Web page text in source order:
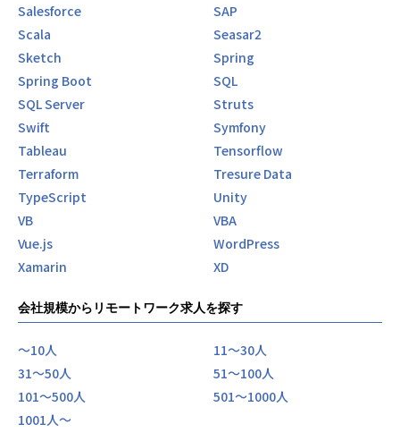
Salesforce
SAP
Scala
Seasar2
Sketch
Spring
Spring Boot
SQL
SQL Server
Struts
Swift
Symfony
Tableau
Tensorflow
Terraform
Tresure Data
TypeScript
Unity
VB
VBA
Vue.js
WordPress
Xamarin
XD
会社規模からリモートワーク求人を探す
〜10人
11〜30人
31〜50人
51〜100人
101〜500人
501〜1000人
1001人〜